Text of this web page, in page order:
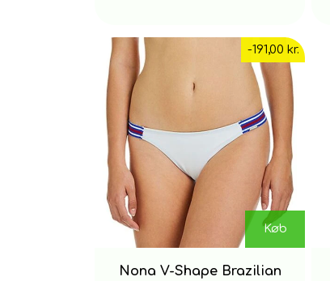
-191,00 kr.
Køb
Nona V-Shape Brazilian